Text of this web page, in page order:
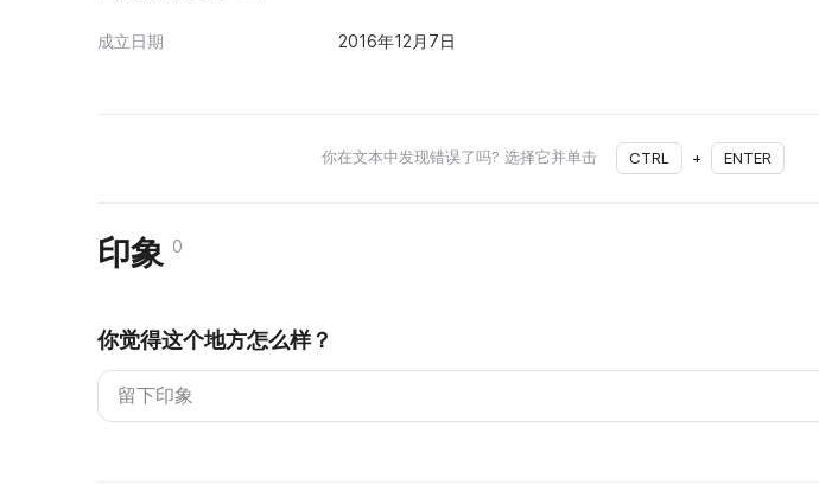
成立日期 2016年12月7日
你在文本中发现错误了吗? 选择它并单击 CTRL + ENTER
印象 0
你觉得这个地方怎么样？